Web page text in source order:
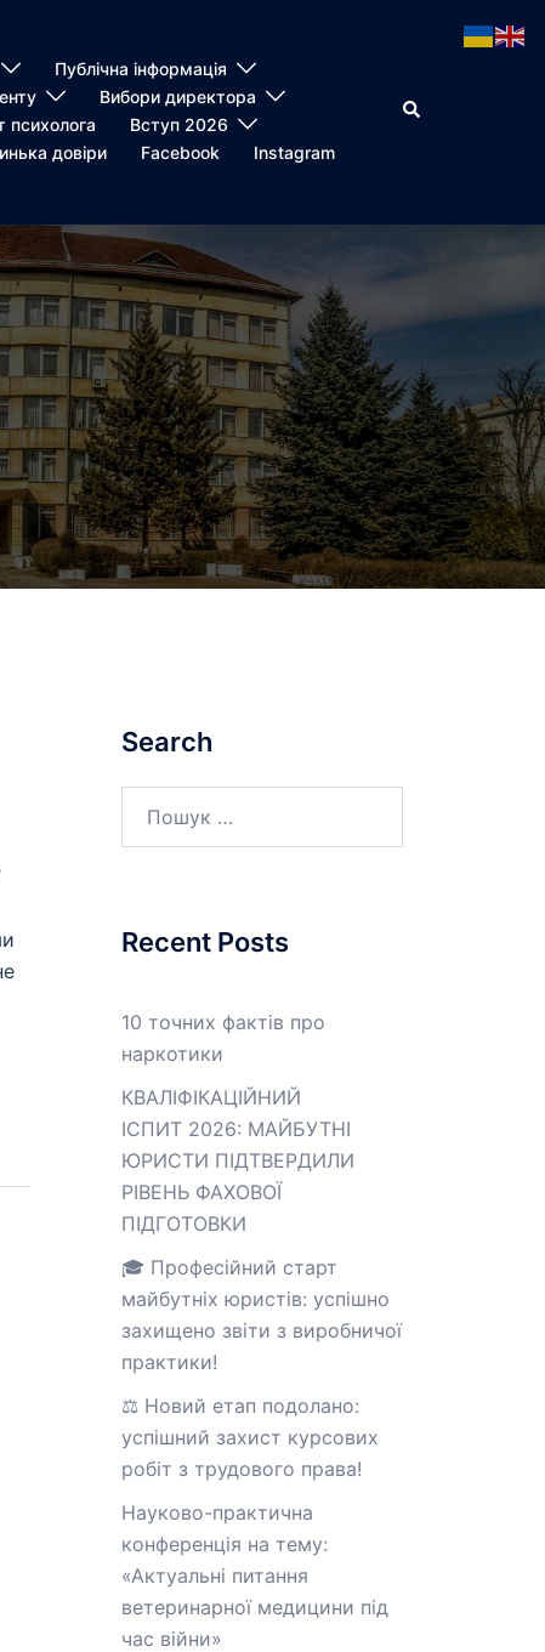
Публічна інформація
Вибори директора
психолога
Вступ 2026
довіри Facebook Instagram
Пошук
Search
Recent Posts
10 точних фактів про
наркотики
КВАЛІФІКАЦІЙНИЙ
ІСПИТ 2026: МАЙБУТНІ
ЮРИСТИ ПІДТВЕРДИЛИ
РІВЕНЬ ФАХОВОЇ
ПІДГОТОВКИ
🎓 Професійний старт
майбутніх юристів: успішно
захищено звіти з виробничої
практики!
⚖️ Новий етап подолано:
успішний захист курсових
робіт з трудового права!
Науково-практична
конференція на тему:
«Актуальні питання
ветеринарної медицини під
час війни»